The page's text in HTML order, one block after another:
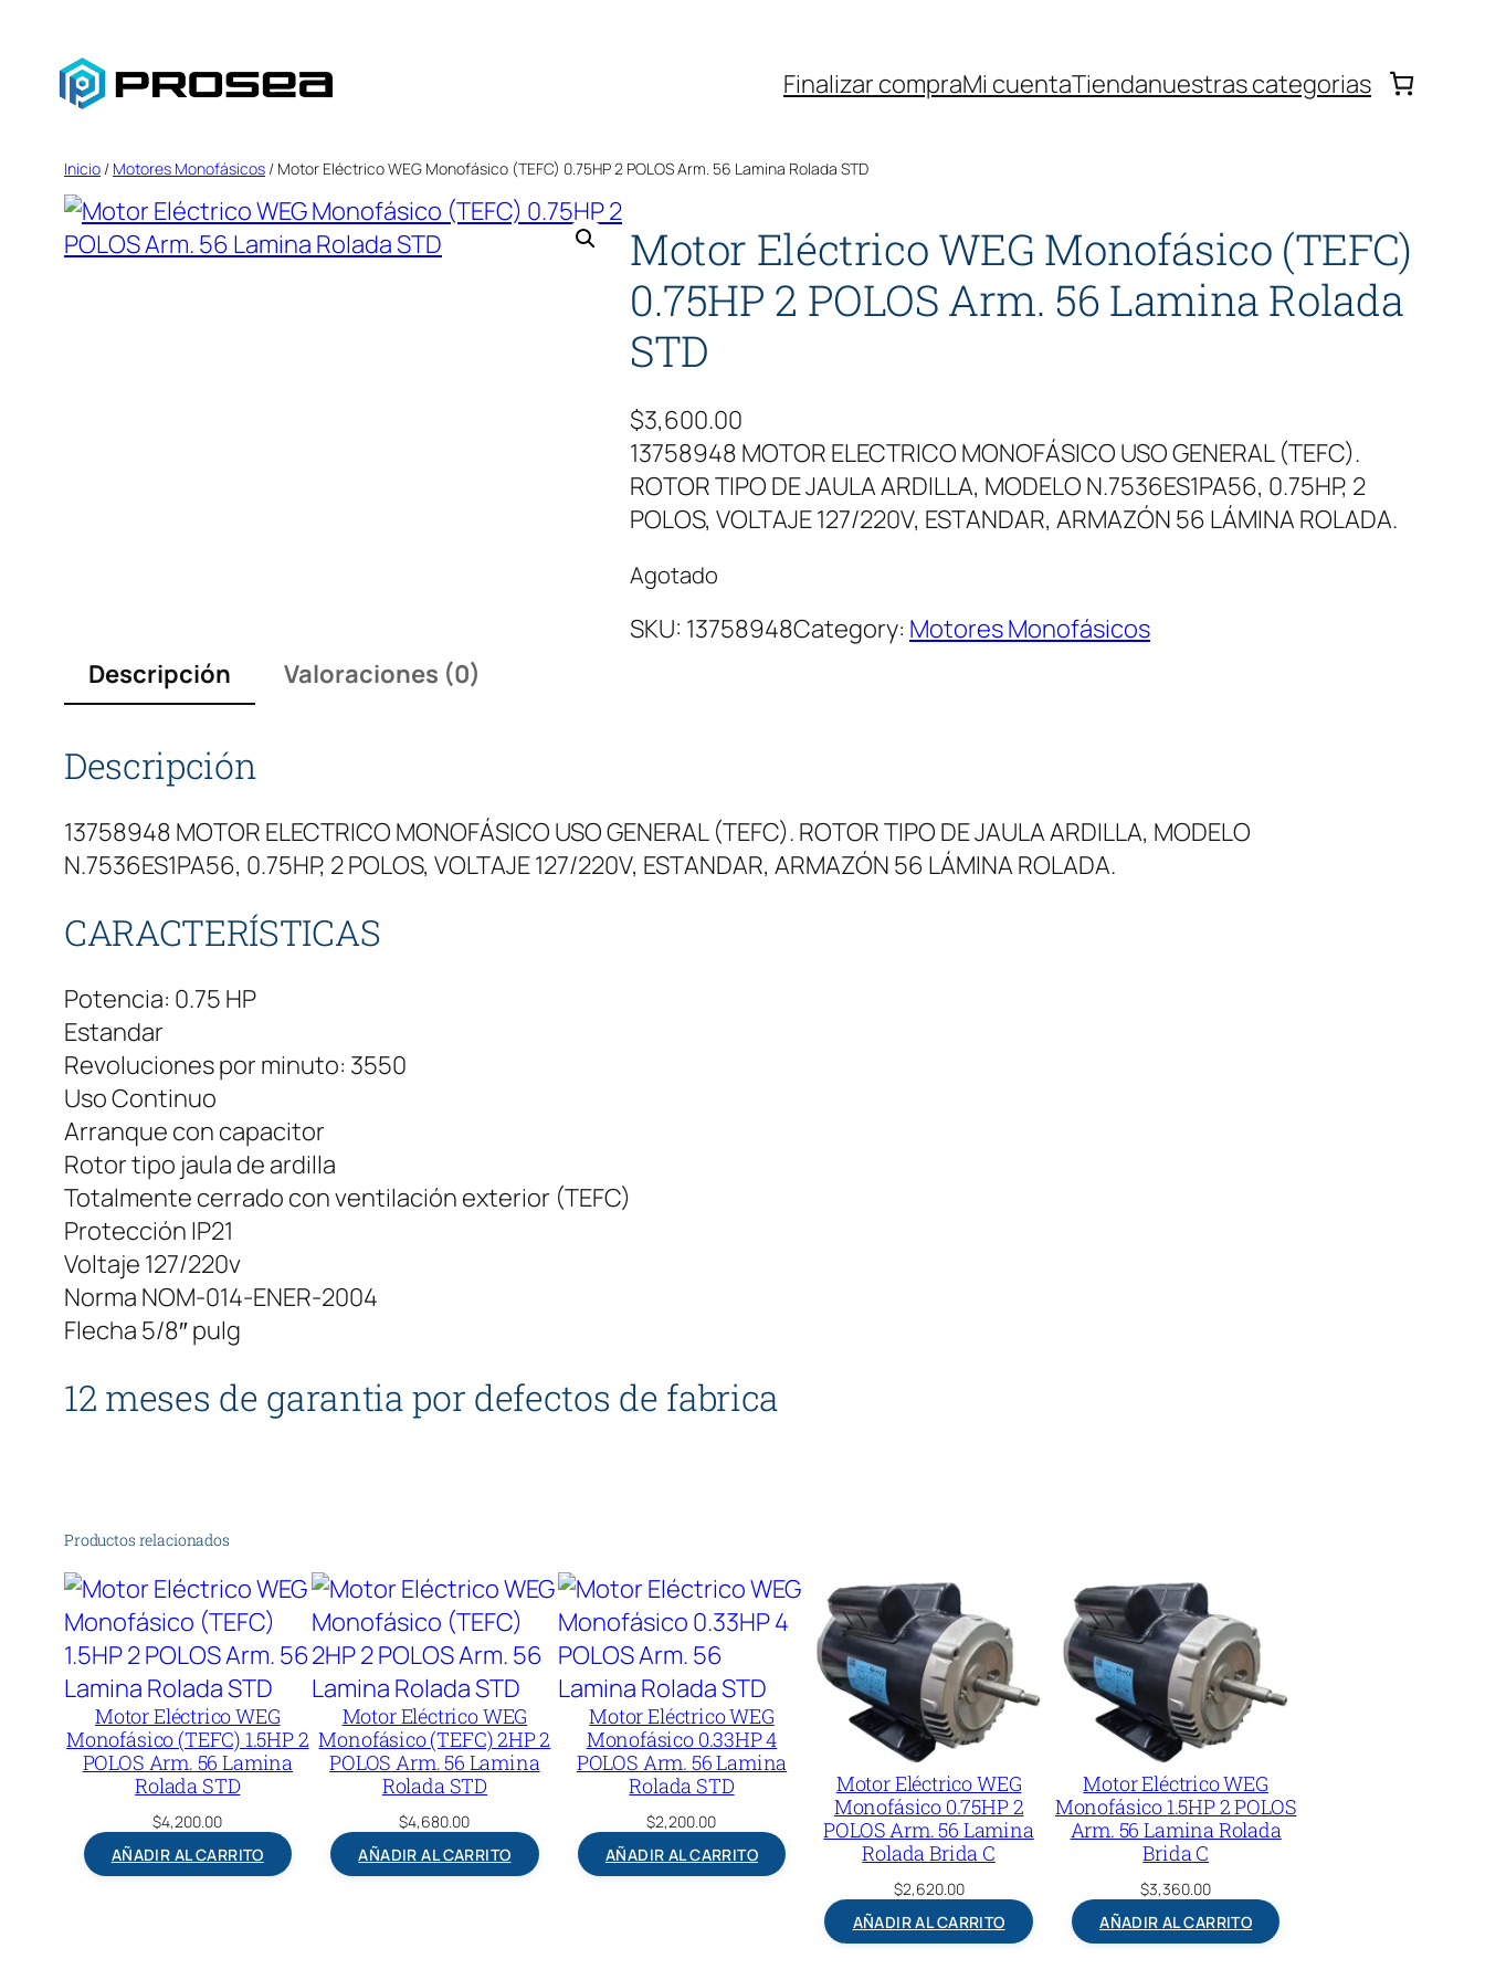
contenido
Finalizar compraMi cuentaTiendanuestras categorias
Inicio / Motores Monofásicos / Motor Eléctrico WEG Monofásico (TEFC) 0.75HP 2 POLOS Arm. 56 Lamina Rolada STD
Motor Eléctrico WEG Monofásico (TEFC)
0.75HP 2 POLOS Arm. 56 Lamina Rolada
STD
$3,600.00
13758948 MOTOR ELECTRICO MONOFÁSICO USO GENERAL (TEFC).
ROTOR TIPO DE JAULA ARDILLA, MODELO N.7536ES1PA56, 0.75HP, 2
POLOS, VOLTAJE 127/220V, ESTANDAR, ARMAZÓN 56 LÁMINA ROLADA.
Agotado
SKU: 13758948Category: Motores Monofásicos
Descripción
Valoraciones (0)
Descripción
13758948 MOTOR ELECTRICO MONOFÁSICO USO GENERAL (TEFC). ROTOR TIPO DE JAULA ARDILLA, MODELO
N.7536ES1PA56, 0.75HP, 2 POLOS, VOLTAJE 127/220V, ESTANDAR, ARMAZÓN 56 LÁMINA ROLADA.
CARACTERÍSTICAS
Potencia: 0.75 HP
Estandar
Revoluciones por minuto: 3550
Uso Continuo
Arranque con capacitor
Rotor tipo jaula de ardilla
Totalmente cerrado con ventilación exterior (TEFC)
Protección IP21
Voltaje 127/220v
Norma NOM-014-ENER-2004
Flecha 5/8″ pulg
12 meses de garantia por defectos de fabrica
Productos relacionados
Motor Eléctrico WEG
Monofásico (TEFC) 1.5HP 2
POLOS Arm. 56 Lamina
Rolada STD
$4,200.00
AÑADIR AL CARRITO
Motor Eléctrico WEG
Monofásico (TEFC) 2HP 2
POLOS Arm. 56 Lamina
Rolada STD
$4,680.00
AÑADIR AL CARRITO
Motor Eléctrico WEG
Monofásico 0.33HP 4
POLOS Arm. 56 Lamina
Rolada STD
$2,200.00
AÑADIR AL CARRITO
Motor Eléctrico WEG
Monofásico 0.75HP 2
POLOS Arm. 56 Lamina
Rolada Brida C
$2,620.00
AÑADIR AL CARRITO
Motor Eléctrico WEG
Monofásico 1.5HP 2 POLOS
Arm. 56 Lamina Rolada
Brida C
$3,360.00
AÑADIR AL CARRITO